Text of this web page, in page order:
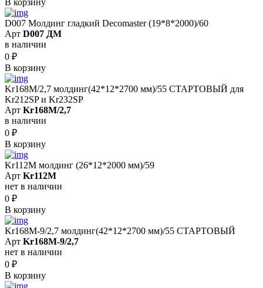
D007 Молдинг гладкий Decomaster (19*8*2000)/60
Арт D007 ДМ
в наличии
0 ₽
В корзину
Kr168M/2,7 молдинг(42*12*2700 мм)/55 СТАРТОВЫЙ для
Kr212SP и Kr232SP
Арт Kr168M/2,7
в наличии
0 ₽
В корзину
Kr112M молдинг (26*12*2000 мм)/59
Арт Kr112M
нет в наличии
0 ₽
В корзину
Kr168M-9/2,7 молдинг(42*12*2700 мм)/55 СТАРТОВЫЙ
Арт Kr168M-9/2,7
нет в наличии
0 ₽
В корзину